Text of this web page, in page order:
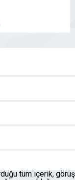
tüm içerik, görüş